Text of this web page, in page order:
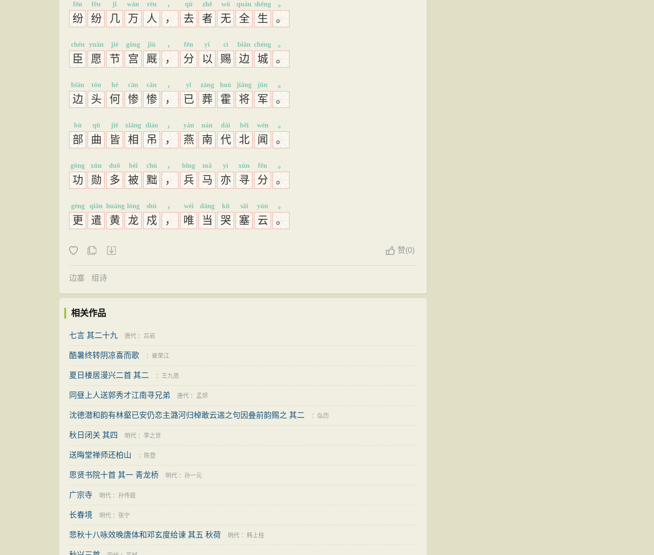
纷
fēn
纷
fēn
几
jǐ
万
wàn
人
rén
，
，
去
qù
者
zhě
无
wú
全
quán
生
shēng
。
。
臣
chén
愿
yuàn
节
jié
宫
gōng
厩
jiù
，
，
分
fēn
以
yǐ
赐
cì
边
biān
城
chéng
。
。
边
biān
头
tóu
何
hé
惨
cǎn
惨
cǎn
，
，
已
yǐ
葬
zàng
霍
huò
将
jiāng
军
jūn
。
。
部
bù
曲
qū
皆
jiē
相
xiāng
吊
diào
，
，
燕
yàn
南
nán
代
dài
北
běi
闻
wén
。
。
功
gōng
勋
xūn
多
duō
被
bèi
黜
chù
，
，
兵
bīng
马
mǎ
亦
yì
寻
xún
分
fēn
。
。
更
gèng
遣
qiǎn
黄
huáng
龙
lóng
戍
shù
，
，
唯
wéi
当
dāng
哭
kū
塞
sāi
云
yún
。
。
赞(0)
边塞 组诗
相关作品
七言 其二十九 唐代 ： 吕岩
酷暑终转阴凉喜而歌 ： 崔荣江
夏日楼居漫兴二首 其二 ： 王九思
同昼上人送郭秀才江南寻兄弟 唐代 ： 孟郊
沈德潜和韵有林壑已安仍恋主潞河归棹敢云遄之句因叠前韵赐之 其二 ： 弘历
秋日闭关 其四 明代 ： 李之世
送晦堂禅师还柏山 ： 陈登
思贤书院十首 其一 青龙桥 明代 ： 孙一元
广宗寺 明代 ： 孙传庭
长春境 明代 ： 张宁
悲秋十八咏效晚唐体和邓玄度给谏 其五 秋荷 明代 ： 韩上桂